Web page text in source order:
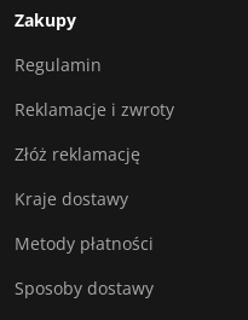
Zakupy
Regulamin
Reklamacje i zwroty
Złóż reklamację
Kraje dostawy
Metody płatności
Sposoby dostawy